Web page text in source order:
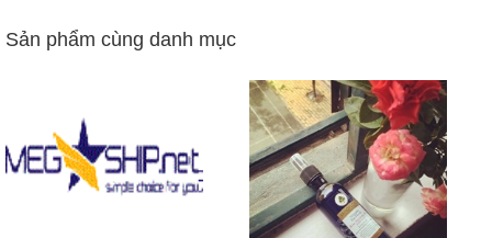
Sản phẩm cùng danh mục